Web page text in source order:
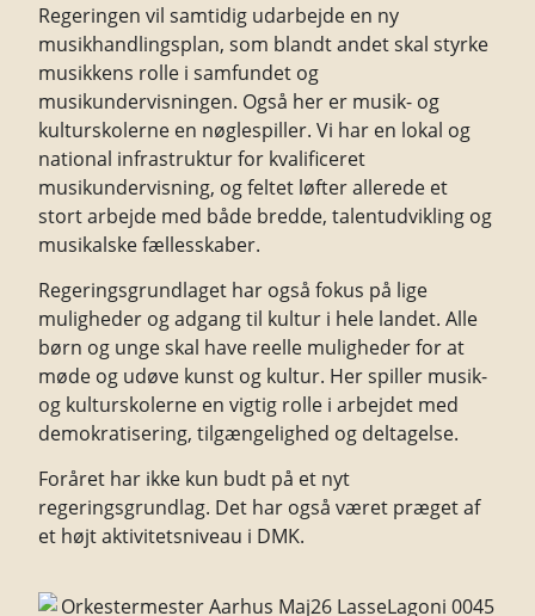
Regeringen vil samtidig udarbejde en ny
musikhandlingsplan, som blandt andet skal styrke
musikkens rolle i samfundet og
musikundervisningen. Også her er musik- og
kulturskolerne en nøglespiller. Vi har en lokal og
national infrastruktur for kvalificeret
musikundervisning, og feltet løfter allerede et
stort arbejde med både bredde, talentudvikling og
musikalske fællesskaber.
Regeringsgrundlaget har også fokus på lige
muligheder og adgang til kultur i hele landet. Alle
børn og unge skal have reelle muligheder for at
møde og udøve kunst og kultur. Her spiller musik-
og kulturskolerne en vigtig rolle i arbejdet med
demokratisering, tilgængelighed og deltagelse.
Foråret har ikke kun budt på et nyt
regeringsgrundlag. Det har også været præget af
et højt aktivitetsniveau i DMK.